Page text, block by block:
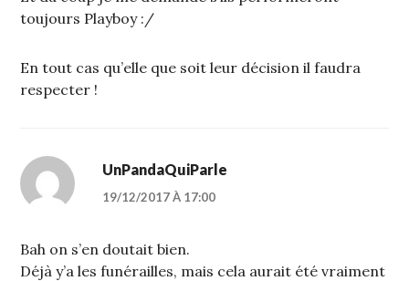
toujours Playboy :/
En tout cas qu’elle que soit leur décision il faudra
respecter !
UnPandaQuiParle
19/12/2017 À 17:00
Bah on s’en doutait bien.
Déjà y’a les funérailles, mais cela aurait été vraiment